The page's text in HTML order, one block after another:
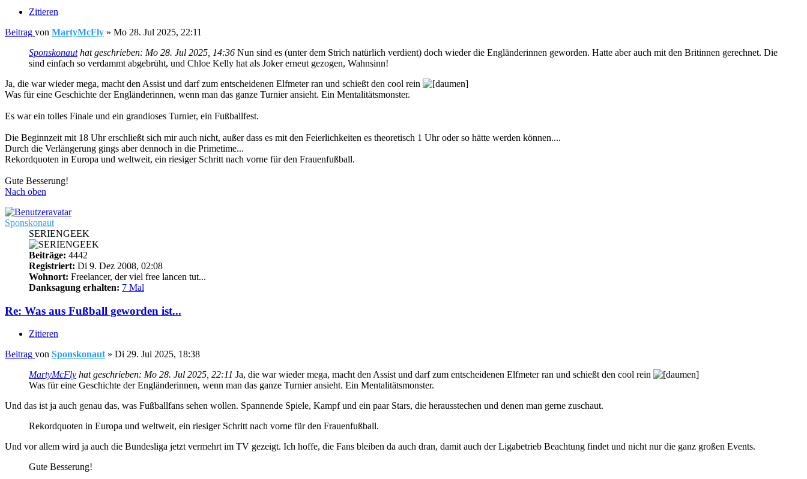
Zitieren
Beitrag von MartyMcFly » Mo 28. Jul 2025, 22:11
Sponskonauthat geschrieben: Mo 28. Jul 2025, 14:36 Nun sind es (unter dem Strich natürlich verdient) doch wieder die Engländerinnen geworden. Hatte aber auch mit den Britinnen gerechnet. Die
sind einfach so verdammt abgebrüht, und Chloe Kelly hat als Joker erneut gezogen, Wahnsinn!
Ja, die war wieder mega, macht den Assist und darf zum entscheidenen Elfmeter ran und schießt den cool rein
Was für eine Geschichte der Engländerinnen, wenn man das ganze Turnier ansieht. Ein Mentalitätsmonster.
Es war ein tolles Finale und ein grandioses Turnier, ein Fußballfest.
Die Beginnzeit mit 18 Uhr erschließt sich mir auch nicht, außer dass es mit den Feierlichkeiten es theoretisch 1 Uhr oder so hätte werden können....
Durch die Verlängerung gings aber dennoch in die Primetime...
Rekordquoten in Europa und weltweit, ein riesiger Schritt nach vorne für den Frauenfußball.
Gute Besserung!
Nach oben
Sponskonaut
SERIENGEEK
Beiträge: 4442
Registriert: Di 9. Dez 2008, 02:08
Wohnort: Freelancer, der viel free lancen tut...
Danksagung erhalten: 7 Mal
Re: Was aus Fußball geworden ist...
Zitieren
Beitrag von Sponskonaut » Di 29. Jul 2025, 18:38
MartyMcFly hat geschrieben: Mo 28. Jul 2025, 22:11 Ja, die war wieder mega, macht den Assist und darf zum entscheidenen Elfmeter ran und schießt den cool rein
Was für eine Geschichte der Engländerinnen, wenn man das ganze Turnier ansieht. Ein Mentalitätsmonster.
Und das ist ja auch genau das, was Fußballfans sehen wollen. Spannende Spiele, Kampf und ein paar Stars, die herausstechen und denen man gerne zuschaut.
Rekordquoten in Europa und weltweit, ein riesiger Schritt nach vorne für den Frauenfußball.
Und vor allem wird ja auch die Bundesliga jetzt vermehrt im TV gezeigt. Ich hoffe, die Fans bleiben da auch dran, damit auch der Ligabetrieb Beachtung findet und nicht nur die ganz großen Events.
Gute Besserung!